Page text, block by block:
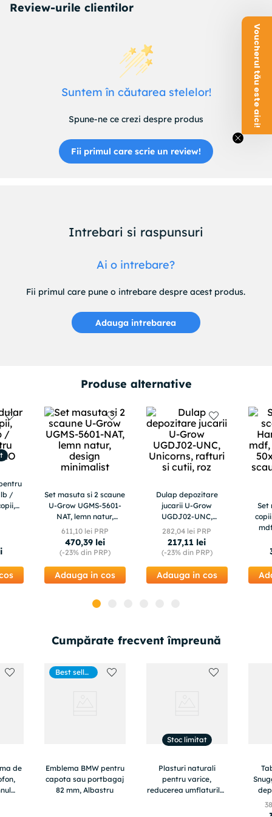
Review-urile clientilor
Suntem în căutarea stelelor!
Spune-ne ce crezi despre produs
Fii primul care scrie un review!
Intrebari si raspunsuri
Ai o intrebare?
Fii primul care pune o intrebare despre acest produs.
Adauga intrebarea
Produse alternative
/
Set masuta si 2 scaune
U-Grow UGMS-5601-
NAT, lemn natur,
design minimalist
611,10lei PRP
470,39 lei
(-23%din PRP)
Adauga in cos
Dulap depozitare
jucarii U-Grow
UGDJ02-UNC,
Unicorns, rafturi si
cutii, roz
282,04 lei PRP
217,11 lei
(-23%din PRP)
Adauga in cos
Set
Cumpărate frecvent împreună
de
Best seller
Emblema BMW pentru
capota sau portbagaj
82 mm, Albastru
Stoc limitat
Plasturi naturali
pentru varice,
reducerea umflaturilor
Voucherul tău este aici!